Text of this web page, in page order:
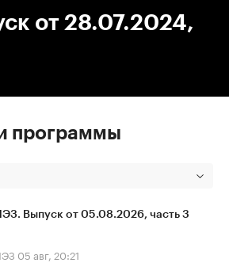
от 28.07.2024,
программы
Выпуск от 05.08.2026, часть 3
05 авг, 20:21